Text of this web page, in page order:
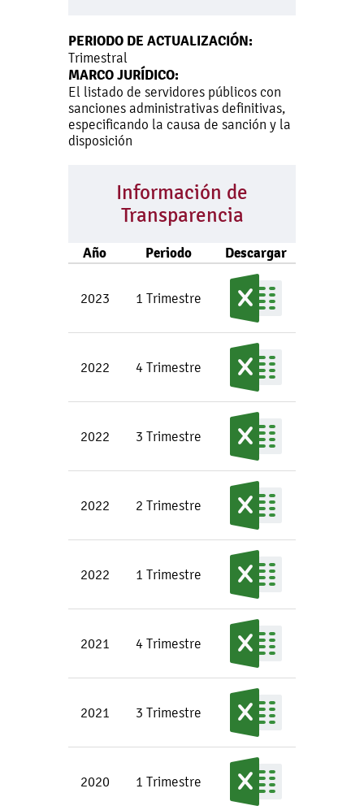
PERIODO DE ACTUALIZACIÓN:
Trimestral
MARCO JURÍDICO:
El listado de servidores públicos con
sanciones administrativas definitivas,
especificando la causa de sanción y la
disposición
Información de
Transparencia
Año Periodo Descargar
2023 1 Trimestre
2022 4 Trimestre
2022 3 Trimestre
2022 2 Trimestre
2022 1 Trimestre
2021 4 Trimestre
2021 3 Trimestre
2020 1 Trimestre